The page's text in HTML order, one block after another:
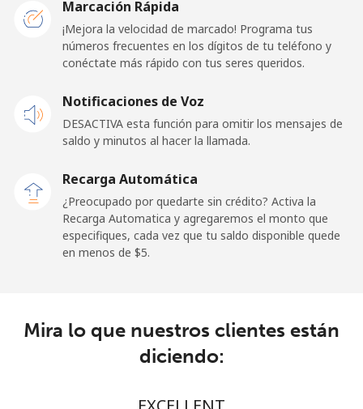
Línea fija ⁦48.9c⁩
10 min por
⁦$5⁩
Kuwait
Línea fija ⁦10.5c⁩
⁦$5⁩
⁦9.9c⁩
50 min por
-
⁦51.9c⁩
Marcación Rápida
¡Mejora la velocidad de marcado! Programa tus
números frecuentes en los dígitos de tu teléfono y
conéctate más rápido con tus seres queridos.
Notificaciones de Voz
DESACTIVA esta función para omitir los mensajes de
saldo y minutos al hacer la llamada.
Recarga Automática
¿Preocupado por quedarte sin crédito? Activa la
Recarga Automatica y agregaremos el monto que
especifiques, cada vez que tu saldo disponible quede
en menos de ⁦$5⁩.
Mira lo que nuestros clientes están
diciendo: